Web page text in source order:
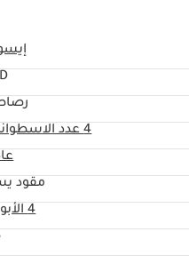
4عدد
مقود
4 الأبواب